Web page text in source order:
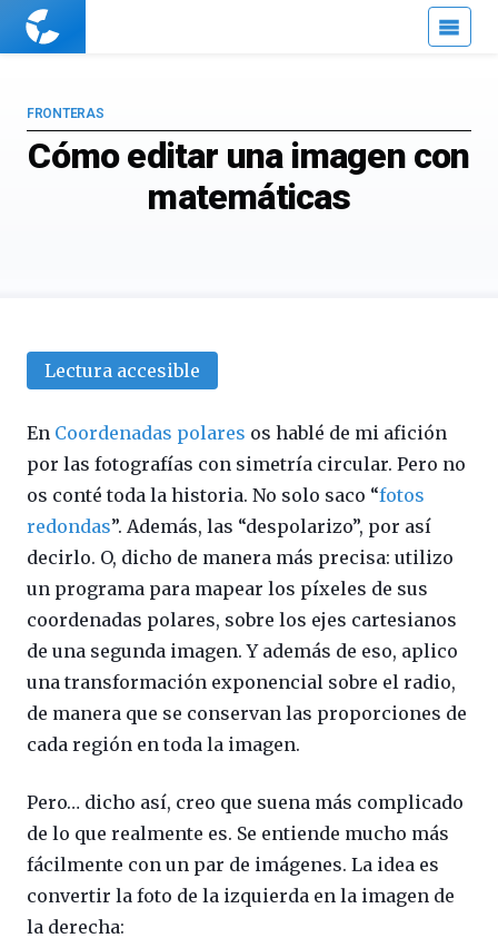
Cuaderno
Cómo editar una imagen con
matemáticas
FRONTERAS
Lectura accesible
En Coordenadas polares os hablé de mi afición
por las fotografías con simetría circular. Pero no
os conté toda la historia. No solo saco “fotos
redondas”. Además, las “despolarizo”, por así
decirlo. O, dicho de manera más precisa: utilizo
un programa para mapear los píxeles de sus
coordenadas polares, sobre los ejes cartesianos
de una segunda imagen. Y además de eso, aplico
una transformación exponencial sobre el radio,
de manera que se conservan las proporciones de
cada región en toda la imagen.
Pero… dicho así, creo que suena más complicado
de lo que realmente es. Se entiende mucho más
fácilmente con un par de imágenes. La idea es
convertir la foto de la izquierda en la imagen de
la derecha: